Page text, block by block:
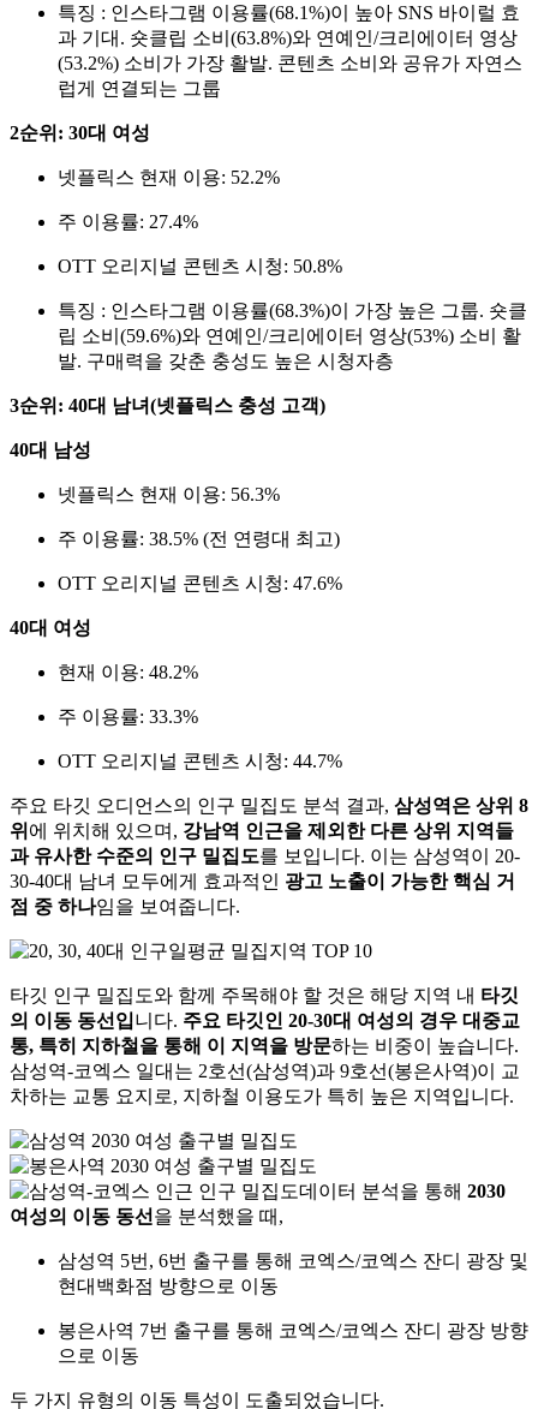
특징 : 인스타그램 이용률(68.1%)이 높아 SNS 바이럴 효
과 기대. 숏클립 소비(63.8%)와 연예인/크리에이터 영상
(53.2%) 소비가 가장 활발. 콘텐츠 소비와 공유가 자연스
럽게 연결되는 그룹
2순위: 30대 여성
넷플릭스 현재 이용: 52.2%
주 이용률: 27.4%
OTT 오리지널 콘텐츠 시청: 50.8%
특징 : 인스타그램 이용률(68.3%)이 가장 높은 그룹. 숏클
립 소비(59.6%)와 연예인/크리에이터 영상(53%) 소비 활
발. 구매력을 갖춘 충성도 높은 시청자층
3순위: 40대 남녀(넷플릭스 충성 고객)
40대 남성
넷플릭스 현재 이용: 56.3%
주 이용률: 38.5% (전 연령대 최고)
OTT 오리지널 콘텐츠 시청: 47.6%
40대 여성
현재 이용: 48.2%
주 이용률: 33.3%
OTT 오리지널 콘텐츠 시청: 44.7%
주요 타깃 오디언스의 인구 밀집도 분석 결과, 삼성역은 상위 8
위 에 위치해 있으며, 강남역 인근을 제외한 다른 상위 지역들
과 유사한 수준의 인구 밀집도를 보입니다. 이는 삼성역이 20-
30-40대 남녀 모두에게 효과적인 광고 노출이 가능한 핵심 거
점 중 하나임을 보여줍니다.
타깃 인구 밀집도와 함께 주목해야 할 것은 해당 지역 내 타깃
의 이동 동선입니다. 주요 타깃인 20-30대 여성의 경우 대중교
통, 특히 지하철을 통해 이 지역을 방문하는 비중이 높습니다.
삼성역-코엑스 일대는 2호선(삼성역)과 9호선(봉은사역)이 교
차하는 교통 요지로, 지하철 이용도가 특히 높은 지역입니다.
데이터 분석을 통해 2030
여성의 이동 동선 을 분석했을 때,
삼성역 5번, 6번 출구를 통해 코엑스/코엑스 잔디 광장 및
현대백화점 방향으로 이동
봉은사역 7번 출구를 통해 코엑스/코엑스 잔디 광장 방향
으로 이동
두 가지 유형의 이동 특성이 도출되었습니다.